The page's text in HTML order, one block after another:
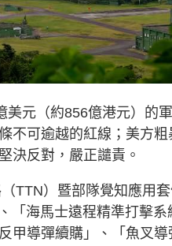
元（約856億港元）的
不可逾越的紅線；美方
決反對，嚴正譴責。
TTN）暨部隊覺知應用
「海馬士遠程精準打擊系
甲導彈續購」、「魚叉導